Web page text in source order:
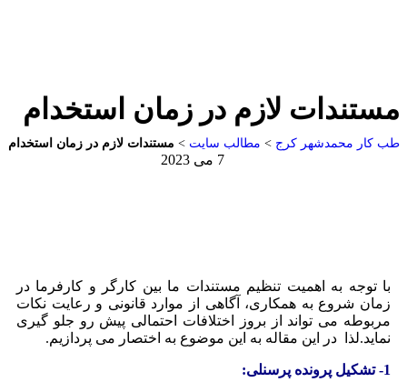
مستندات لازم در زمان استخدام
طب کار محمدشهر کرج > مطالب سایت > مستندات لازم در زمان استخدام
7 می 2023
با توجه به اهمیت تنظیم مستندات ما بین کارگر و کارفرما در
زمان شروع به همکاری، آگاهی از موارد قانونی و رعایت نکات
مربوطه می تواند از بروز اختلافات احتمالی پیش رو جلو گیری
نماید.لذا در این مقاله به این موضوع به اختصار می پردازیم.
1- تشکیل پرونده پرسنلی: